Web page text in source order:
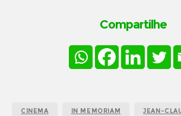
Compartilhe
CINEMA IN MEMORIAM JEAN-